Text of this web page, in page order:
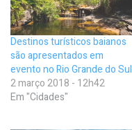
Destinos turísticos baianos
são apresentados em
evento no Rio Grande do Sul
2 março 2018 - 12h42
Em "Cidades"